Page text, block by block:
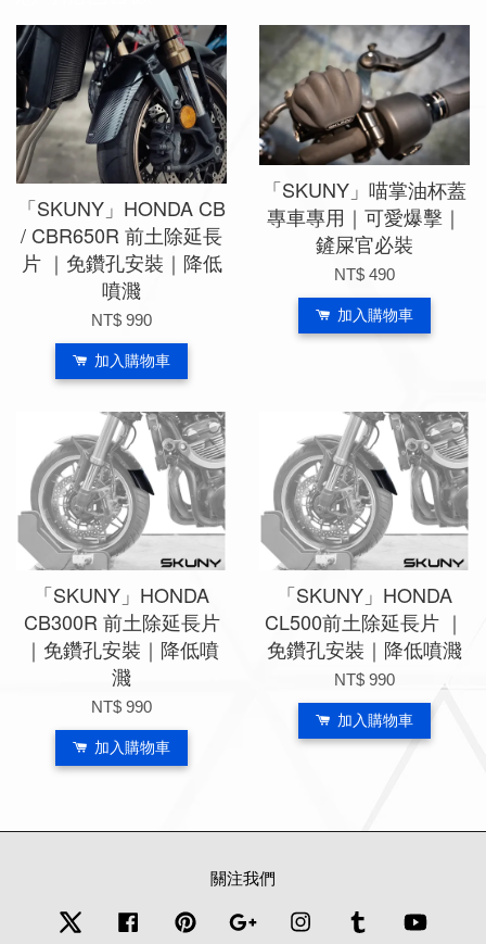
「SKUNY」HONDA CB
/ CBR650R 前土除延長
片 ｜免鑽孔安裝｜降低
噴濺
NT$ 990
加入購物車
「SKUNY」喵掌油杯蓋
專車專用｜可愛爆擊｜
鏟屎官必裝
NT$ 490
加入購物車
「SKUNY」HONDA
CB300R 前土除延長片
｜免鑽孔安裝｜降低噴
濺
NT$ 990
加入購物車
「SKUNY」HONDA
CL500前土除延長片 ｜
免鑽孔安裝｜降低噴濺
NT$ 990
加入購物車
關注我們
Twitter Facebook Pinterest Google Instagram Tumblr